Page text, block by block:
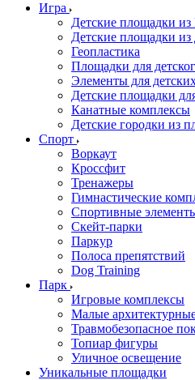
Игра
Детские площадки
Детские площадки из
Геопластика
Площадки для
Элементы для
Детские площадки
Канатные комплексы
Детские городки из
Спорт
Воркаут
Кроссфит
Тренажеры
Гимнастические
Спортивные
Скейт-парки
Паркур
Полоса препятствий
Dog Training
Парк
Игровые комплексы
Малые
Травмобезопасное
Топиар фигуры
Уличное освещение
Уникальные площадки